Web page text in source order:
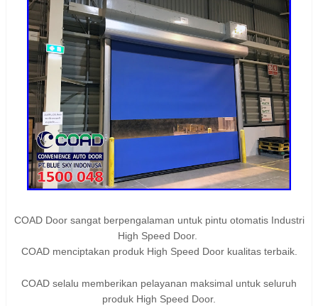
COAD Door sangat berpengalaman untuk pintu otomatis Industri
High Speed Door.
COAD menciptakan produk High Speed Door kualitas terbaik.
COAD selalu memberikan pelayanan maksimal untuk seluruh
produk High Speed Door.